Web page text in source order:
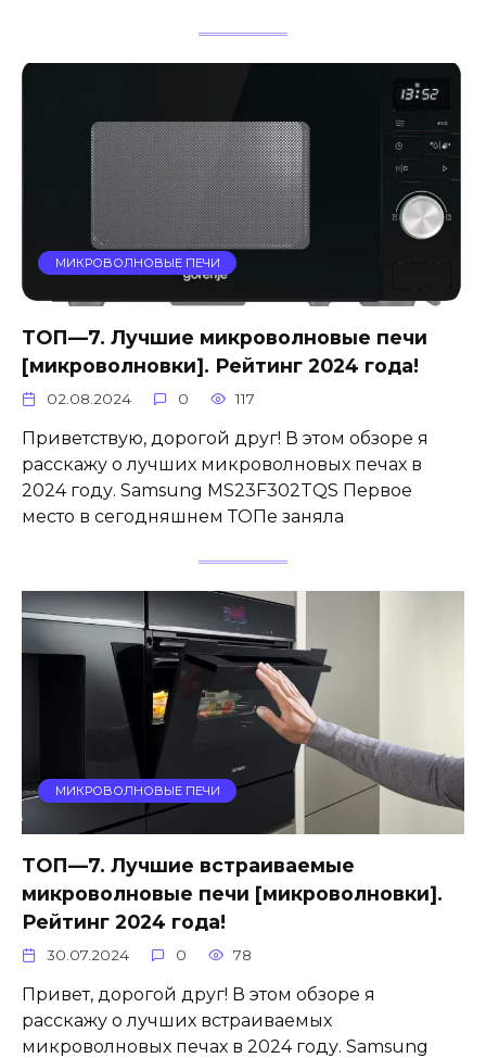
МИКРОВОЛНОВЫЕ ПЕЧИ
ТОП—7. Лучшие микроволновые печи
[микроволновки]. Рейтинг 2024 года!
02.08.2024 0 117
Приветствую, дорогой друг! В этом обзоре я
расскажу о лучших микроволновых печах в
2024 году. Samsung MS23F302TQS Первое
место в сегодняшнем ТОПе заняла
МИКРОВОЛНОВЫЕ ПЕЧИ
ТОП—7. Лучшие встраиваемые
микроволновые печи [микроволновки].
Рейтинг 2024 года!
30.07.2024 0 78
Привет, дорогой друг! В этом обзоре я
расскажу о лучших встраиваемых
микроволновых печах в 2024 году. Samsung